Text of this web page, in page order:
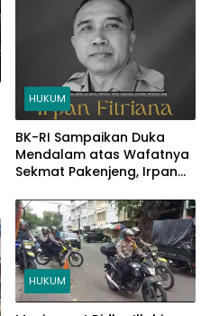
HUKUM
BK-RI Sampaikan Duka
Mendalam atas Wafatnya
Sekmat Pakenjeng, Irpan
HUKUM